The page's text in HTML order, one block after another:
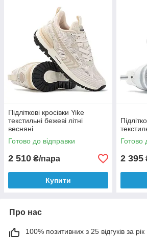
Підліткові кросівки Yike
текстильні бежеві літні
весняні
Готово до відправки
2 510 ₴/пара
Купити
Готово
2 395
Про нас
100% позитивних з 25 відгуків за рік